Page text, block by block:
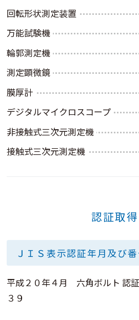
回転形状測定装置
万能試験機
輪郭測定機
測定顕微鏡
膜厚計
デジタルマイクロスコープ
非接触式三次元測定機
接触式三次元測定機
認証取得
ＪＩＳ表示認証年月及び
平成２０年４月 六角ボルト 認
３９